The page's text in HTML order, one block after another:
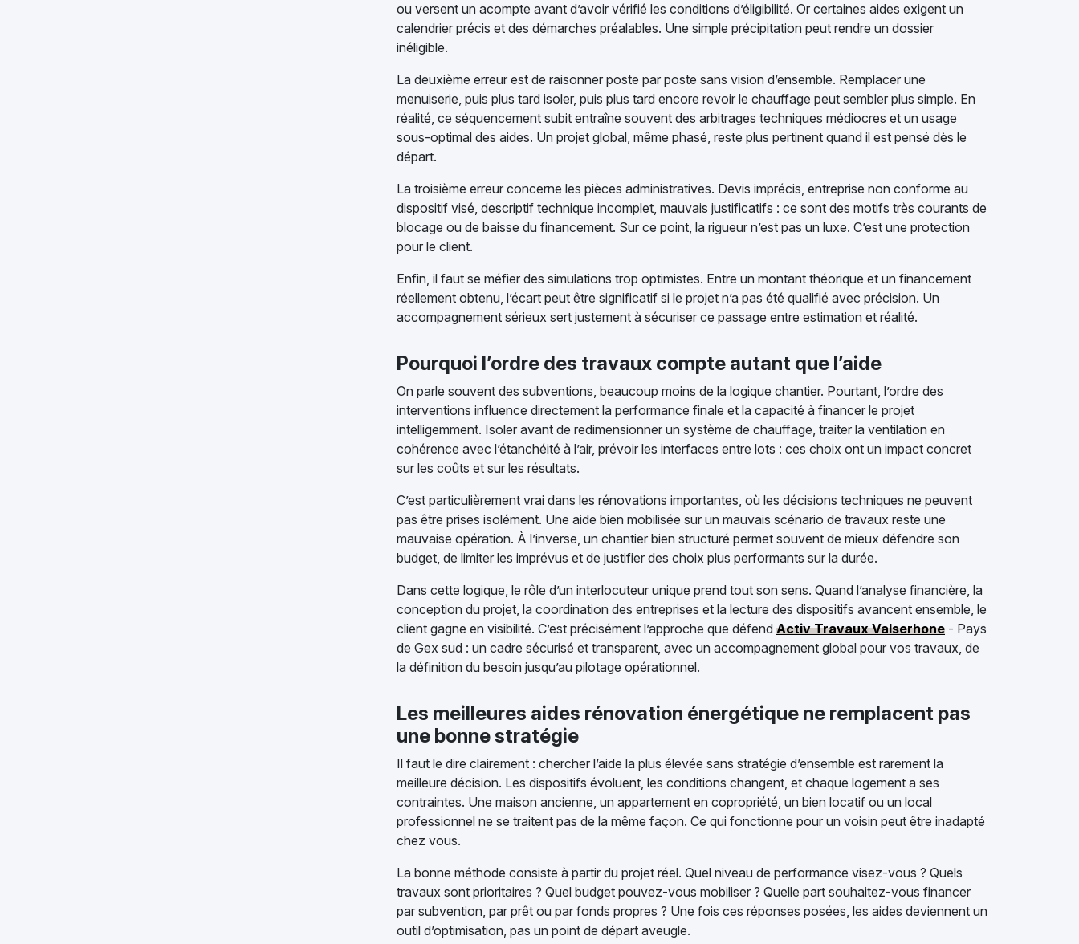
ou versent un acompte avant d’avoir vérifié les conditions d’éligibilité. Or certaines aides exigent un
calendrier précis et des démarches préalables. Une simple précipitation peut rendre un dossier
inéligible.
La deuxième erreur est de raisonner poste par poste sans vision d’ensemble. Remplacer une
menuiserie, puis plus tard isoler, puis plus tard encore revoir le chauffage peut sembler plus simple. En
réalité, ce séquencement subit entraîne souvent des arbitrages techniques médiocres et un usage
sous-optimal des aides. Un projet global, même phasé, reste plus pertinent quand il est pensé dès le
départ.
La troisième erreur concerne les pièces administratives. Devis imprécis, entreprise non conforme au
dispositif visé, descriptif technique incomplet, mauvais justificatifs : ce sont des motifs très courants de
blocage ou de baisse du financement. Sur ce point, la rigueur n’est pas un luxe. C’est une protection
pour le client.
Enfin, il faut se méfier des simulations trop optimistes. Entre un montant théorique et un financement
réellement obtenu, l’écart peut être significatif si le projet n’a pas été qualifié avec précision. Un
accompagnement sérieux sert justement à sécuriser ce passage entre estimation et réalité.
Pourquoi l’ordre des travaux compte autant que l’aide
On parle souvent des subventions, beaucoup moins de la logique chantier. Pourtant, l’ordre des
interventions influence directement la performance finale et la capacité à financer le projet
intelligemment. Isoler avant de redimensionner un système de chauffage, traiter la ventilation en
cohérence avec l’étanchéité à l’air, prévoir les interfaces entre lots : ces choix ont un impact concret
sur les coûts et sur les résultats.
C’est particulièrement vrai dans les rénovations importantes, où les décisions techniques ne peuvent
pas être prises isolément. Une aide bien mobilisée sur un mauvais scénario de travaux reste une
mauvaise opération. À l’inverse, un chantier bien structuré permet souvent de mieux défendre son
budget, de limiter les imprévus et de justifier des choix plus performants sur la durée.
Dans cette logique, le rôle d’un interlocuteur unique prend tout son sens. Quand l’analyse financière, la
conception du projet, la coordination des entreprises et la lecture des dispositifs avancent ensemble, le
client gagne en visibilité. C’est précisément l’approche que défend Activ Travaux Valserhone - Pays
de Gex sud : un cadre sécurisé et transparent, avec un accompagnement global pour vos travaux, de
la définition du besoin jusqu’au pilotage opérationnel.
Les meilleures aides rénovation énergétique ne remplacent pas
une bonne stratégie
Il faut le dire clairement : chercher l’aide la plus élevée sans stratégie d’ensemble est rarement la
meilleure décision. Les dispositifs évoluent, les conditions changent, et chaque logement a ses
contraintes. Une maison ancienne, un appartement en copropriété, un bien locatif ou un local
professionnel ne se traitent pas de la même façon. Ce qui fonctionne pour un voisin peut être inadapté
chez vous.
La bonne méthode consiste à partir du projet réel. Quel niveau de performance visez-vous ? Quels
travaux sont prioritaires ? Quel budget pouvez-vous mobiliser ? Quelle part souhaitez-vous financer
par subvention, par prêt ou par fonds propres ? Une fois ces réponses posées, les aides deviennent un
outil d’optimisation, pas un point de départ aveugle.